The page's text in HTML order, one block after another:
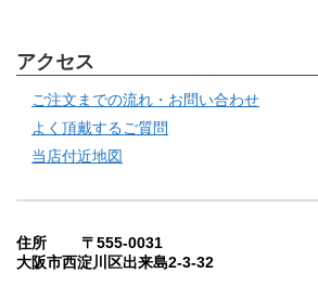
アクセス
ご注文までの流れ・お問い合わせ
よく頂戴するご質問
当店付近地図
住所 〒555-0031
大阪市西淀川区出来島2-3-32